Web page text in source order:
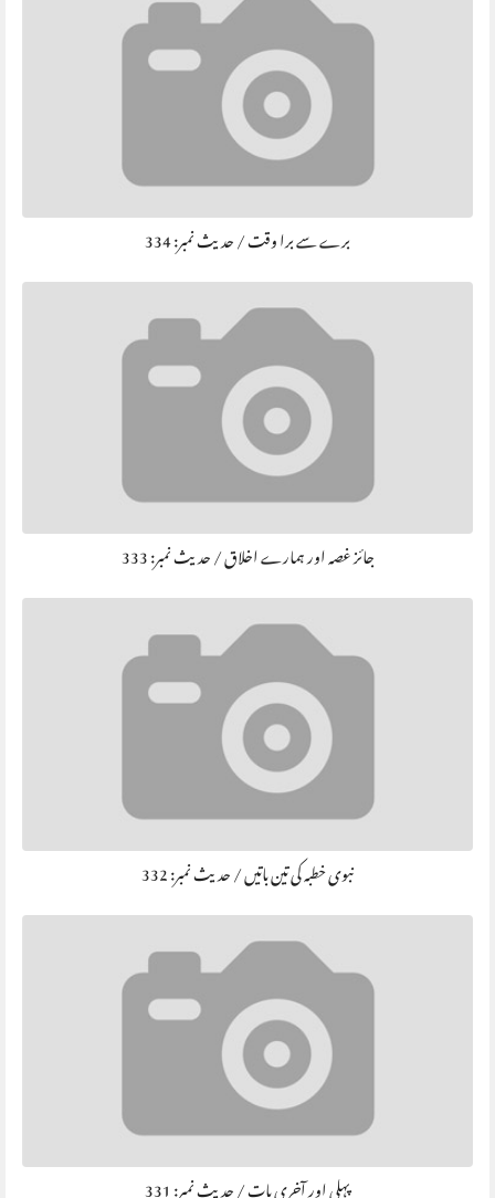
برے سے برا وقت / حديث نمبر: 334
جائز غصہ اور ہمارے اخلاق / حديث نمبر: 333
نبوی خطبہ کی تین باتیں / حديث نمبر: 332